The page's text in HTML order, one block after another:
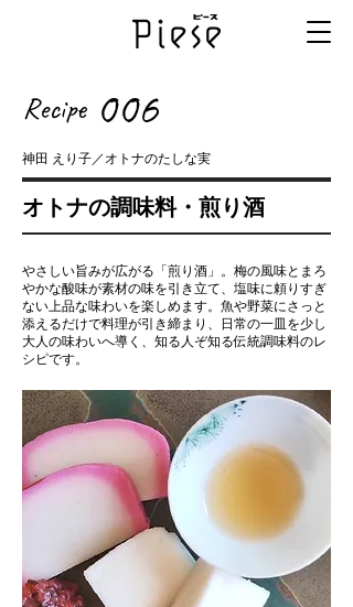
Recipe 006
神田 えり子／オトナのたしな実
オトナの調味料・煎り酒
やさしい旨みが広がる「煎り酒」。梅の風味とまろ
やかな酸味が素材の味を引き立て、塩味に頼りすぎ
ない上品な味わいを楽しめます。魚や野菜にさっと
添えるだけで料理が引き締まり、日常の一皿を少し
大人の味わいへ導く、知る人ぞ知る伝統調味料のレ
シピです。